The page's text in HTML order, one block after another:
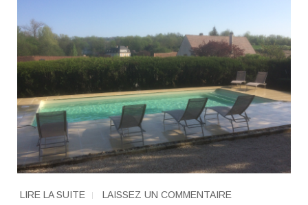
LIRE LA SUITE LAISSEZ UN COMMENTAIRE